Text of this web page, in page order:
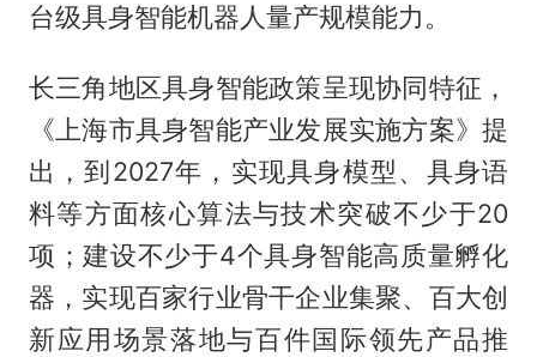
台级具身智能机器人量产规模能力。
长三角地区具身智能政策呈现协同特征，
《上海市具身智能产业发展实施方案》提
出，到2027年，实现具身模型、具身语
料等方面核心算法与技术突破不少于20
项；建设不少于4个具身智能高质量孵化
器，实现百家行业骨干企业集聚、百大创
新应用场景落地与百件国际领先产品推